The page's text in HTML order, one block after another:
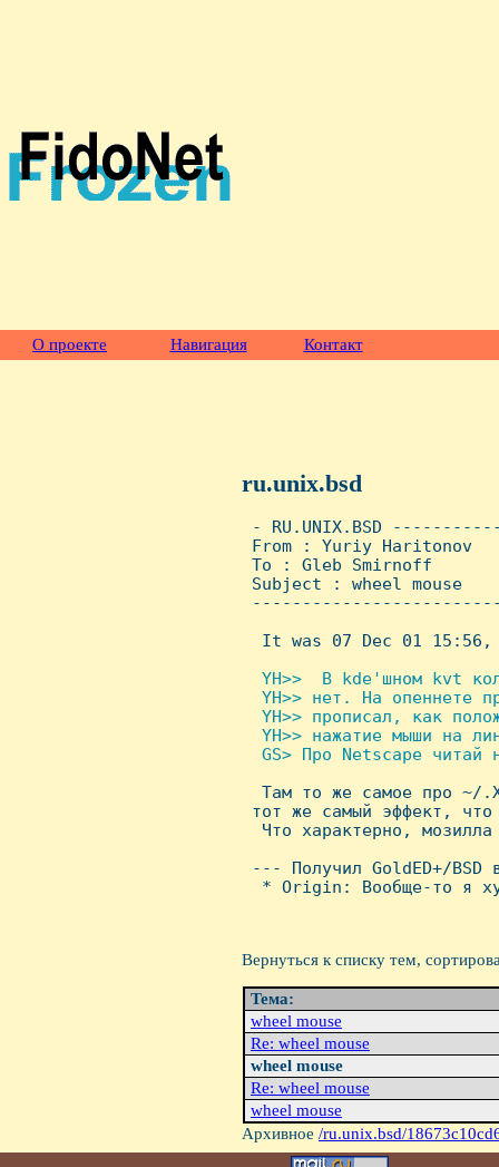
О проекте Навигация Контакт
ru.unix.bsd
- RU.UNIX.BSD
From : Yuriy
To : Gleb Smirnoff
Subject : wheel mouse
It was 07 Dec 01
YH>>  В kde'шном kvt
YH>> нет. Hа опеннете
YH>> пpописал, как
YH>> нажатие мыши на
GS> Про Netscape читай
Там то же самое пpо ~/
тот же самый эффект,
Что хаpактеpно,
--- Получил GoldED+/
* Origin: Вообще-то я
Вернуться к списку тем,
Тема:
wheel mouse
Re: wheel mouse
wheel mouse
Re: wheel mouse
wheel mouse
Архивное /ru.unix.bsd/